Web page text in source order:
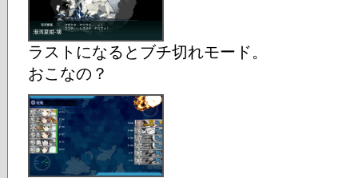
ラストになるとブチ切れモード。
おこなの？